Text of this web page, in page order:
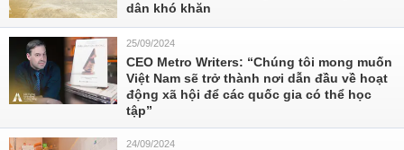
dân khó khăn
25/09/2024
CEO Metro Writers: “Chúng tôi mong muốn
Việt Nam sẽ trở thành nơi dẫn đầu về hoạt
động xã hội để các quốc gia có thể học
tập”
24/09/2024